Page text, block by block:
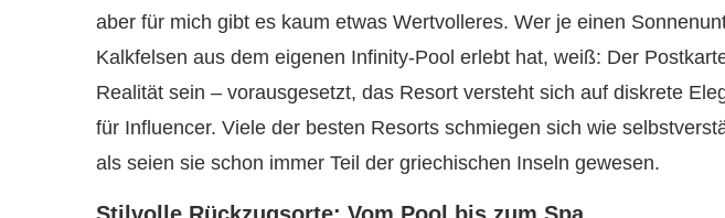
aber für mich gibt es kaum etwas Wertvolleres. Wer je einen
Kalkfelsen aus dem eigenen Infinity-Pool erlebt hat, weiß: Der
Realität sein – vorausgesetzt, das Resort versteht sich auf diskrete
für Influencer. Viele der besten Resorts schmiegen sich wie
als seien sie schon immer Teil der griechischen Inseln gewesen.